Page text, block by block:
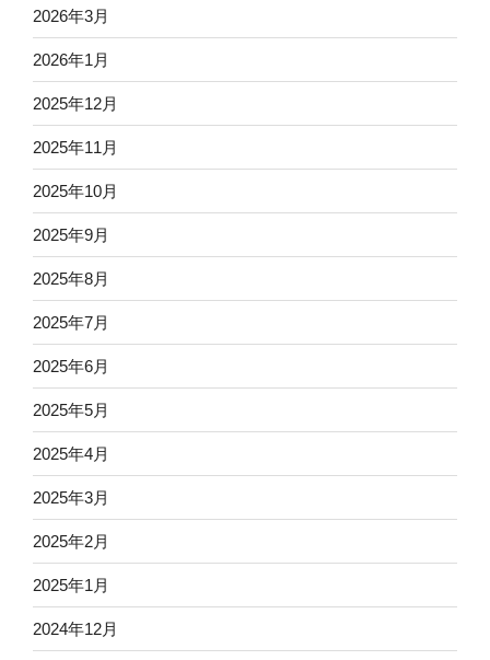
2026年3月
2026年1月
2025年12月
2025年11月
2025年10月
2025年9月
2025年8月
2025年7月
2025年6月
2025年5月
2025年4月
2025年3月
2025年2月
2025年1月
2024年12月